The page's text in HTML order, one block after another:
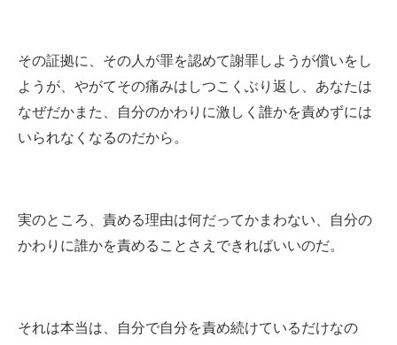
その証拠に、その人が罪を認めて謝罪しようが償いをし
ようが、やがてその痛みはしつこくぶり返し、あなたは
なぜだかまた、自分のかわりに激しく誰かを責めずには
いられなくなるのだから。
実のところ、責める理由は何だってかまわない、自分の
かわりに誰かを責めることさえできればいいのだ。
それは本当は、自分で自分を責め続けているだけなの